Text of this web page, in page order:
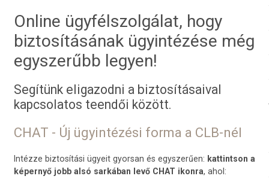
Online ügyfélszolgálat, hogy
biztosításának ügyintézése még
egyszerűbb legyen!
Segítünk eligazodni a biztosításaival
kapcsolatos teendői között.
CHAT - Új ügyintézési forma a CLB-nél
Intézze biztosítási ügyeit gyorsan és egyszerűen: kattintson a
képernyő jobb alsó sarkában levő CHAT ikonra, ahol: